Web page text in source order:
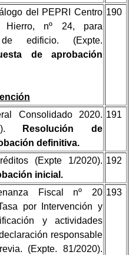
del PEPRI Centro
nº 24, para
de edificio. (Expte.
de aprobación
190
Consolidado 2020.
Resolución de
definitiva.
191
(Expte 1/2020).
inicial.
192
Fiscal nº 20
por Intervención y
y actividades
responsable
(Expte. 81/2020).
193